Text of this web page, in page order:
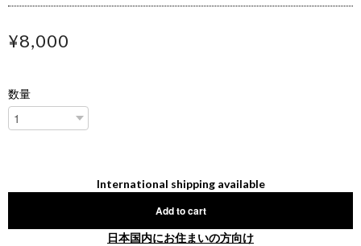
¥8,000
数量
International shipping available
Add to cart
日本国内にお住まいの方向け